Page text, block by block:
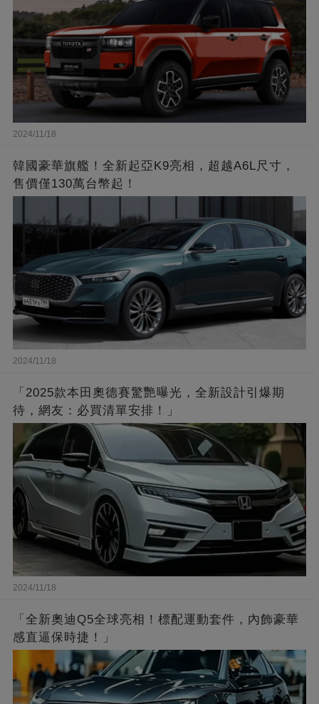
2024/11/18
韓國豪華旗艦！全新起亞K9亮相，超越A6L尺寸，
售價僅130萬台幣起！
2024/11/18
「2025款本田奧德賽驚艷曝光，全新設計引爆期
待，網友：必買清單安排！」
2024/11/18
「全新奧迪Q5全球亮相！標配運動套件，內飾豪華
感直逼保時捷！」